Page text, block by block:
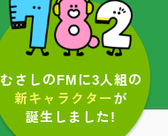
むさしのFMに3人組の
新キャラクターが
誕生しました!